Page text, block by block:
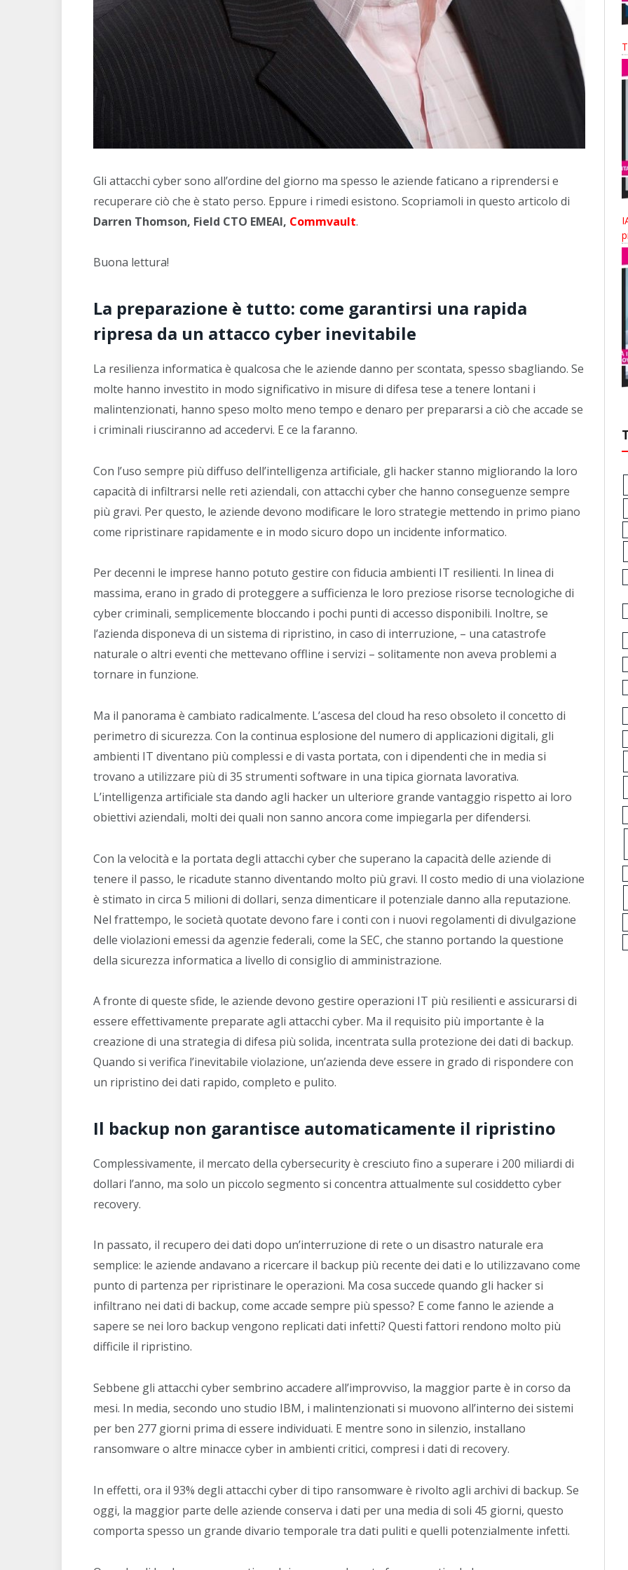
Gli attacchi cyber sono all’ordine del giorno ma spesso le aziende faticano a riprendersi e
recuperare ciò che è stato perso. Eppure i rimedi esistono. Scopriamoli in questo articolo di
Darren Thomson, Field CTO EMEAI, Commvault.
Buona lettura!
La preparazione è tutto: come garantirsi una rapida
ripresa da un attacco cyber inevitabile
La resilienza informatica è qualcosa che le aziende danno per scontata, spesso sbagliando. Se
molte hanno investito in modo significativo in misure di difesa tese a tenere lontani i
malintenzionati, hanno speso molto meno tempo e denaro per prepararsi a ciò che accade se
i criminali riusciranno ad accedervi. E ce la faranno.
Con l’uso sempre più diffuso dell’intelligenza artificiale, gli hacker stanno migliorando la loro
capacità di infiltrarsi nelle reti aziendali, con attacchi cyber che hanno conseguenze sempre
più gravi. Per questo, le aziende devono modificare le loro strategie mettendo in primo piano
come ripristinare rapidamente e in modo sicuro dopo un incidente informatico.
Per decenni le imprese hanno potuto gestire con fiducia ambienti IT resilienti. In linea di
massima, erano in grado di proteggere a sufficienza le loro preziose risorse tecnologiche di
cyber criminali, semplicemente bloccando i pochi punti di accesso disponibili. Inoltre, se
l’azienda disponeva di un sistema di ripristino, in caso di interruzione, – una catastrofe
naturale o altri eventi che mettevano offline i servizi – solitamente non aveva problemi a
tornare in funzione.
Ma il panorama è cambiato radicalmente. L’ascesa del cloud ha reso obsoleto il concetto di
perimetro di sicurezza. Con la continua esplosione del numero di applicazioni digitali, gli
ambienti IT diventano più complessi e di vasta portata, con i dipendenti che in media si
trovano a utilizzare più di 35 strumenti software in una tipica giornata lavorativa.
L’intelligenza artificiale sta dando agli hacker un ulteriore grande vantaggio rispetto ai loro
obiettivi aziendali, molti dei quali non sanno ancora come impiegarla per difendersi.
Con la velocità e la portata degli attacchi cyber che superano la capacità delle aziende di
tenere il passo, le ricadute stanno diventando molto più gravi. Il costo medio di una violazione
è stimato in circa 5 milioni di dollari, senza dimenticare il potenziale danno alla reputazione.
Nel frattempo, le società quotate devono fare i conti con i nuovi regolamenti di divulgazione
delle violazioni emessi da agenzie federali, come la SEC, che stanno portando la questione
della sicurezza informatica a livello di consiglio di amministrazione.
A fronte di queste sfide, le aziende devono gestire operazioni IT più resilienti e assicurarsi di
essere effettivamente preparate agli attacchi cyber. Ma il requisito più importante è la
creazione di una strategia di difesa più solida, incentrata sulla protezione dei dati di backup.
Quando si verifica l’inevitabile violazione, un’azienda deve essere in grado di rispondere con
un ripristino dei dati rapido, completo e pulito.
Il backup non garantisce automaticamente il ripristino
Complessivamente, il mercato della cybersecurity è cresciuto fino a superare i 200 miliardi di
dollari l’anno, ma solo un piccolo segmento si concentra attualmente sul cosiddetto cyber
recovery.
In passato, il recupero dei dati dopo un’interruzione di rete o un disastro naturale era
semplice: le aziende andavano a ricercare il backup più recente dei dati e lo utilizzavano come
punto di partenza per ripristinare le operazioni. Ma cosa succede quando gli hacker si
infiltrano nei dati di backup, come accade sempre più spesso? E come fanno le aziende a
sapere se nei loro backup vengono replicati dati infetti? Questi fattori rendono molto più
difficile il ripristino.
Sebbene gli attacchi cyber sembrino accadere all’improvviso, la maggior parte è in corso da
mesi. In media, secondo uno studio IBM, i malintenzionati si muovono all’interno dei sistemi
per ben 277 giorni prima di essere individuati. E mentre sono in silenzio, installano
ransomware o altre minacce cyber in ambienti critici, compresi i dati di recovery.
In effetti, ora il 93% degli attacchi cyber di tipo ransomware è rivolto agli archivi di backup. Se
oggi, la maggior parte delle aziende conserva i dati per una media di soli 45 giorni, questo
comporta spesso un grande divario temporale tra dati puliti e quelli potenzialmente infetti.